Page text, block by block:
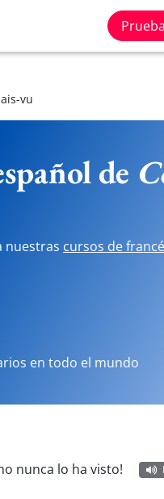
vu
de
nuestras cursos de
en todo el mundo
nunca lo ha visto!